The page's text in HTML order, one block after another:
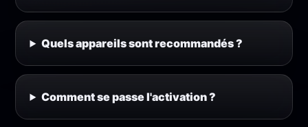
Quels appareils sont recommandés ?
Comment se passe l'activation ?